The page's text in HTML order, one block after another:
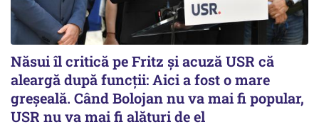
Năsui îl critică pe Fritz și acuză USR că
aleargă după funcții: Aici a fost o mare
greșeală. Când Bolojan nu va mai fi popular,
USR nu va mai fi alături de el